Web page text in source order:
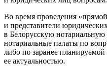
Во время проведения
и представители
в Белорусскую
нотариальные палаты по
либо по заранее
ее актуальностью.